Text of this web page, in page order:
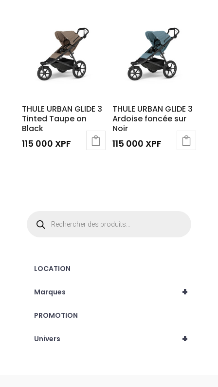
THULE URBAN GLIDE 3
Tinted Taupe on
Black
115 000 XPF
THULE URBAN GLIDE 3
Ardoise foncée sur
Noir
115 000 XPF
produits
LOCATION
+
Marques
PROMOTION
+
Univers